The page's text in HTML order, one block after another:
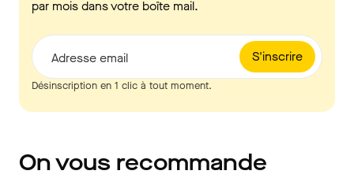
par mois dans votre boîte mail.
S'inscrire
Adresse email
Désinscription en 1 clic à tout moment.
On vous recommande